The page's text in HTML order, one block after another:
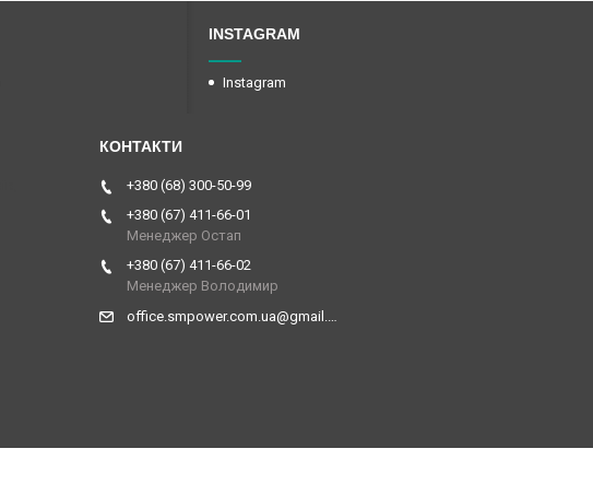
INSTAGRAM
Instagram
+380 (68) 300-50-99
+380 (67) 411-66-01
Менеджер Остап
+380 (67) 411-66-02
Менеджер Володимир